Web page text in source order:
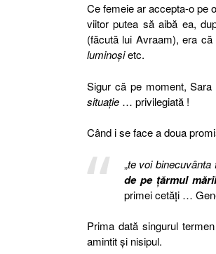
Ce femeie ar accepta-o pe
viitor putea să aibă ea,
(făcută lui Avraam), era
luminoşietc.
Sigur că pe moment,
situaţie … privilegiată !
Când i se face a doua
„te voi
de pe ţărmul mării
primei cetăţi …
Prima dată singurul
amintit şi nisipul.